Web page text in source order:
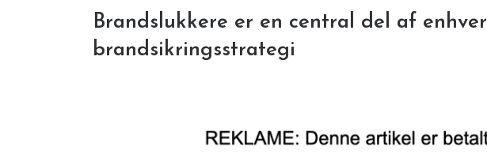
Brandslukkere er en central del af enhver
brandsikringsstrategi